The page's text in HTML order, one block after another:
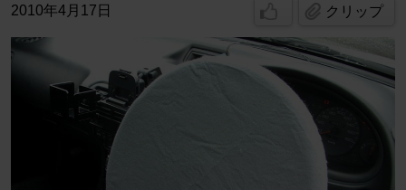
2010年4月17日 クリップ